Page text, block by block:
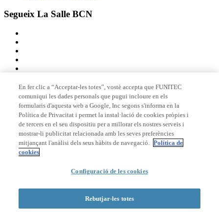
Segueix La Salle BCN
Membre de
Acreditacions
© 2026 La Salle Campus Barcelona - URL |Avís legal
Formulari de cerca
En fer clic a “Acceptar-les totes”, vostè accepta que FUNITEC
comuniqui les dades personals que pugui incloure en els
formularis d'aquesta web a Google, Inc segons s'informa en la
Política de Privacitat i permet la instal·lació de cookies pròpies i
de tercers en el seu dispositiu per a millorar els nostres serveis i
mostrar-li publicitat relacionada amb les seves preferències
mitjançant l'anàlisi dels seus hàbits de navegació. Política de
cookies
Configuració de les cookies
Rebutjar-les totes